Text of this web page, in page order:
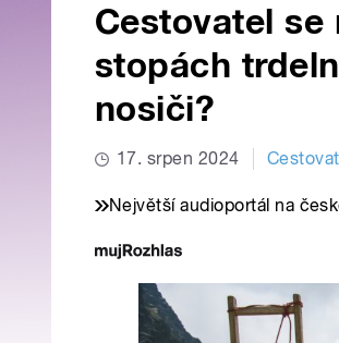
Cestovatel se
stopách
nosiči?
17. srpen 2024
Největší audioportál na